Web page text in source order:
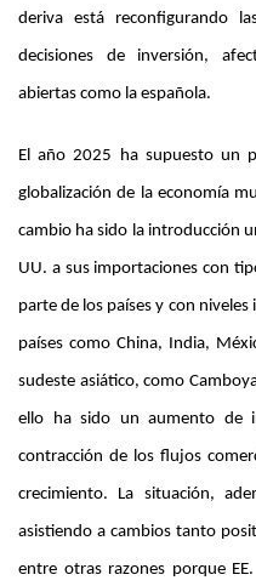
deriva está reconfigurando
decisiones de inversión,
abiertas como la española.
El año 2025 ha supuesto un
globalización de la economía
cambio ha sido la introducción
UU. a sus importaciones con
parte de los países y con
países como China, India,
sudeste asiático, como
ello ha sido un aumento de
contracción de los flujos
crecimiento. La situación,
asistiendo a cambios tanto
entre otras razones porque